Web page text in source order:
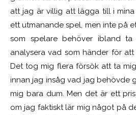
att jag är villig att lägga till i
ett utmanande spel, men inte på
som spelare behöver ibland
analysera vad som händer för
Det tog mig flera försök att ta
innan jag insåg vad jag behövde
mig bara dum. Men det är ett
om jag faktiskt lär mig något på